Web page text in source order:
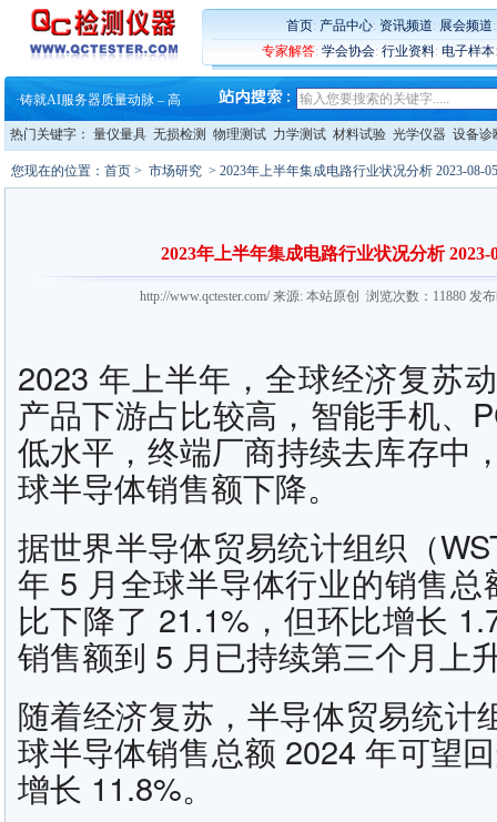
首页: 产品中心: 资讯频道: 展会频道
专家解答: 学会协会: 行业资料: 电子样本
蔡司和亿纬锂能达成战略合作
大牌云集 买家升级 ——26
蔡司软件 | 高效变形分析能
·铸就AI服务器质量动脉 – 高
·铸就AI服务器质量动脉 – 高
·ZEISS BOSELLO ADR 让内部缺
·蔡司和亿纬锂能达成战略合作
热门关键字： 量仪量具 无损检测 物理测试 力学测试 材料试验 光学仪器 设备诊
您现在的位置： 首页 > 市场研究 > 2023年上半年集成电路行业状况分析 2023-08-
2023年上半年集成电路行业状况分析 2023-
http://www.qctester.com/ 来源: 本站原创 浏览次数：11880 发
2023 年上半年，全球经济复苏
产品下游占比较高，智能手机、
低水平，终端厂商持续去库存中
球半导体销售额下降。
据世界半导体贸易统计组织（
年 5 月全球半导体行业的销售
比下降了 21.1%，但环比增长
销售额到 5 月已持续第三个月上
随着经济复苏，半导体贸易统计
球半导体销售总额 2024 年可望
增长 11.8%。